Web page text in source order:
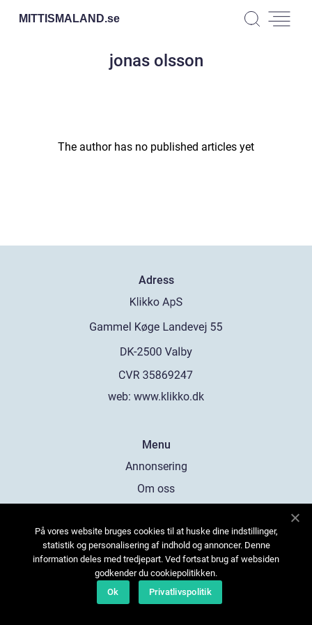
MITTISMALAND.se
jonas olsson
The author has no published articles yet
Adress
web: www.klikko.dk
Menu
Annonsering
Om oss
Kontakta oss
Sitemap
På vores website bruges cookies til at huske dine indstillinger,
statistik og personalisering af indhold og annoncer. Denne
information deles med tredjepart. Ved fortsat brug af websiden
godkender du cookiepolitikken.
Ok
Privatlivspolitik